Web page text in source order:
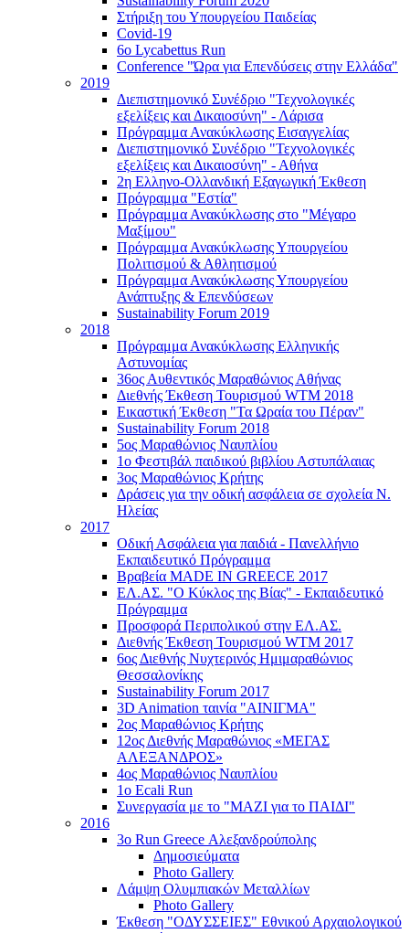
Στήριξη του Υπουργείου Παιδείας
Covid-19
6ο Lycabettus Run
Conference "Ώρα για Επενδύσεις στην Ελλάδα"
2019
Διεπιστημονικό Συνέδριο "Τεχνολογικές
εξελίξεις και Δικαιοσύνη" - Λάρισα
Πρόγραμμα Ανακύκλωσης Εισαγγελίας
Διεπιστημονικό Συνέδριο "Τεχνολογικές
εξελίξεις και Δικαιοσύνη" - Αθήνα
2η Ελληνο-Ολλανδική Εξαγωγική Έκθεση
Πρόγραμμα "Εστία"
Πρόγραμμα Ανακύκλωσης στο "Μέγαρο
Μαξίμου"
Πρόγραμμα Ανακύκλωσης Υπουργείου
Πολιτισμού & Αθλητισμού
Πρόγραμμα Ανακύκλωσης Υπουργείου
Ανάπτυξης & Επενδύσεων
Sustainability Forum 2019
2018
Πρόγραμμα Ανακύκλωσης Ελληνικής
Αστυνομίας
36ος Αυθεντικός Μαραθώνιος Αθήνας
Διεθνής Έκθεση Τουρισμού WTM 2018
Εικαστική Έκθεση "Τα Ωραία του Πέραν"
Sustainability Forum 2018
5ος Μαραθώνιος Ναυπλίου
1ο Φεστιβάλ παιδικού βιβλίου Αστυπάλαιας
3ος Μαραθώνιος Κρήτης
Δράσεις για την οδική ασφάλεια σε σχολεία Ν.
Ηλείας
2017
Οδική Ασφάλεια για παιδιά - Πανελλήνιο
Εκπαιδευτικό Πρόγραμμα
Βραβεία MADE IN GREECE 2017
ΕΛ.ΑΣ. "Ο Κύκλος της Βίας" - Εκπαιδευτικό
Πρόγραμμα
Προσφορά Περιπολικού στην ΕΛ.ΑΣ.
Διεθνής Έκθεση Τουρισμού WTM 2017
6ος Διεθνής Νυχτερινός Ημιμαραθώνιος
Θεσσαλονίκης
Sustainability Forum 2017
3D Animation ταινία "ΑΙΝΙΓΜΑ"
2ος Μαραθώνιος Κρήτης
12ος Διεθνής Μαραθώνιος «ΜΕΓΑΣ
ΑΛΕΞΑΝΔΡΟΣ»
4ος Μαραθώνιος Ναυπλίου
1ο Ecali Run
Συνεργασία με το "ΜΑΖΙ για το ΠΑΙΔΙ"
2016
3ο Run Greece Αλεξανδρούπολης
Δημοσιεύματα
Photo Gallery
Λάμψη Ολυμπιακών Μεταλλίων
Photo Gallery
Έκθεση "ΟΔΥΣΣΕΙΕΣ" Εθνικού Αρχαιολογικού